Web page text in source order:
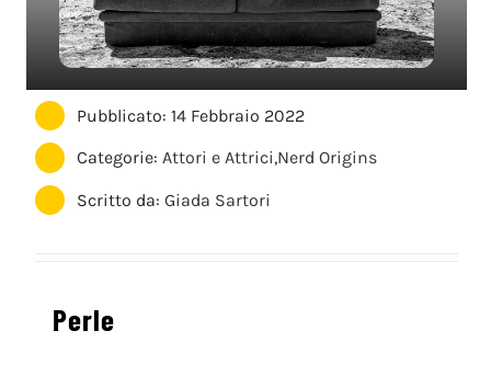
Pubblicato: 14 Febbraio 2022
Categorie:Attori e Attrici,Nerd Origins
Scritto da:Giada Sartori
Perle